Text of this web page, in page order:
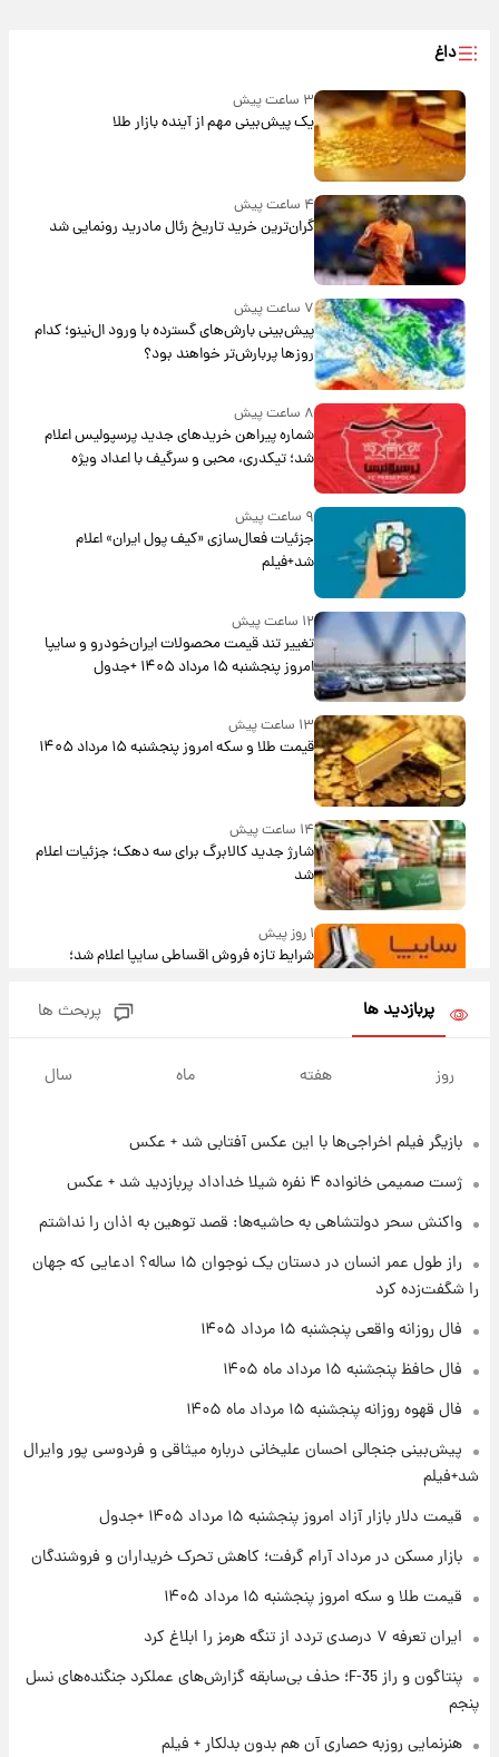
داغ
۳ ساعت پیش
یک پیش‌بینی مهم از آینده بازار طلا
۴ ساعت پیش
گران‌ترین خرید تاریخ رئال مادرید رونمایی شد
۷ ساعت پیش
پیش‌بینی بارش‌های گسترده با ورود ال‌نینو؛ کدام
روزها پربارش‌تر خواهند بود؟
۸ ساعت پیش
شماره پیراهن خریدهای جدید پرسپولیس اعلام
شد؛ تیکدری، محبی و سرگیف با اعداد ویژه
۹ ساعت پیش
جزئیات فعال‌سازی «کیف پول ایران» اعلام
شد+فیلم
۱۲ ساعت پیش
تغییر تند قیمت محصولات ایران‌خودرو و سایپا
امروز پنجشنبه ۱۵ مرداد ۱۴۰۵ +جدول
۱۳ ساعت پیش
قیمت طلا و سکه امروز پنجشنبه ۱۵ مرداد ۱۴۰۵
۱۴ ساعت پیش
شارژ جدید کالابرگ برای سه دهک؛ جزئیات اعلام
شد
۱ روز پیش
شرایط تازه فروش اقساطی سایپا اعلام شد؛
قیمت سکه و طلا فردا
۱۹ ساعت پیش
فال قهوه روزانه پنجشنبه ۱۵ مرداد ماه ۱۴۰۵
فال روزانه واقعی پنجشنبه ۱۵ مرداد ۱۴۰۵
۱ روز پیش
۱ روز پیش
نام خودرو، مبلغ پیش پرداخت و زمان تحویل |
سود مشارکت چند درصد است؟
پربازدید ها پربحث ها
روز هفته ماه سال
بازیگر فیلم اخراجی‌ها با این عکس آفتابی شد + عکس
ژست صمیمی خانواده ۴ نفره شیلا خداداد پربازدید شد + عکس
واکنش سحر دولتشاهی به حاشیه‌ها: قصد توهین به اذان را نداشتم
راز طول عمر انسان در دستان یک نوجوان ۱۵ ساله؟ ادعایی که جهان
را شگفت‌زده کرد
فال روزانه واقعی پنجشنبه ۱۵ مرداد ۱۴۰۵
فال حافظ پنجشنبه ۱۵ مرداد ماه ۱۴۰۵
فال قهوه روزانه پنجشنبه ۱۵ مرداد ماه ۱۴۰۵
پیش‌بینی جنجالی احسان علیخانی درباره میثاقی و فردوسی پور وایرال
شد+فیلم
قیمت دلار بازار آزاد امروز پنجشنبه ۱۵ مرداد ۱۴۰۵ +جدول
بازار مسکن در مرداد آرام گرفت؛ کاهش تحرک خریداران و فروشندگان
قیمت طلا و سکه امروز پنجشنبه ۱۵ مرداد ۱۴۰۵
ایران تعرفه ۷ درصدی تردد از تنگه هرمز را ابلاغ کرد
پنتاگون و راز F-35؛ حذف بی‌سابقه گزارش‌های عملکرد جنگنده‌های نسل
پنجم
هنرنمایی روزبه حصاری آن هم بدون بدلکار + فیلم